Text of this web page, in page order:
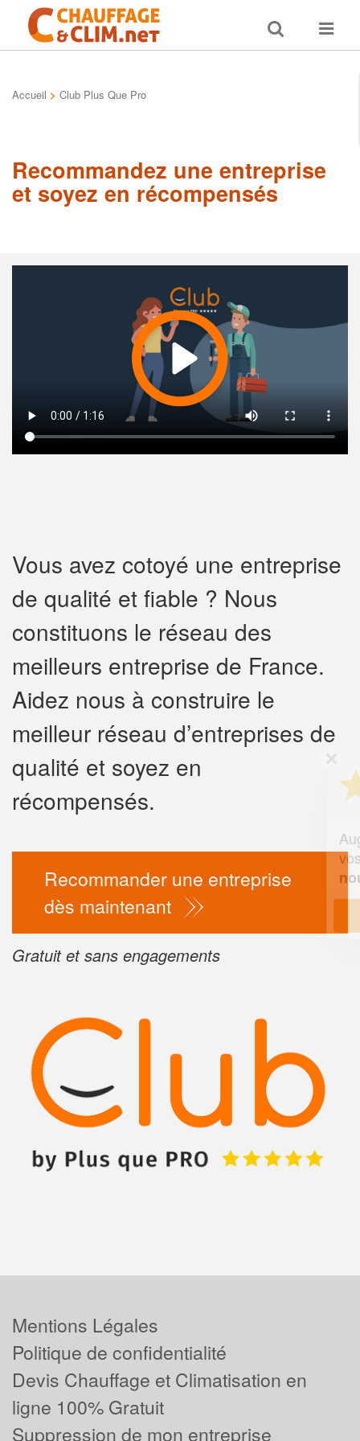
Toggle
search
Toggle
Accueil > Club Plus Que Pro
Recommandez une entreprise
et soyez en récompensés
Vous avez cotoyé une entreprise
de qualité et fiable ? Nous
constituons le réseau des
meilleurs entreprise de France.
Aidez nous à construire le
meilleur réseau d’entreprises de
qualité et soyez en
récompensés.
Recommander une entreprise
dès maintenant
Gratuit et sans engagements
✕
professionnel
chiffre
vosmargestout en
nouveaux clients
Mentions Légales
Politique de confidentialité
Devis Chauffage et Climatisation en
ligne 100% Gratuit
Suppression de mon entreprise